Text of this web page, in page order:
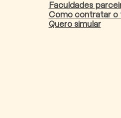
Faculdades
Como contratar o
Quero simular